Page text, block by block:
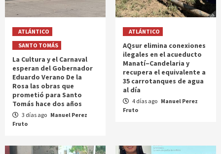
ATLÁNTICO
SANTO TOMÁS
La Cultura y el Carnaval
esperan del Gobernador
Eduardo Verano De la
Rosa las obras que
prometió para Santo
Tomás hace dos años
3 días ago Manuel Perez
Fruto
ATLÁNTICO
AQsur elimina conexiones
ilegales en el acueducto
Manatí–Candelaria y
recupera el equivalente a
35 carrotanques de agua
al día
4 días ago Manuel Perez
Fruto